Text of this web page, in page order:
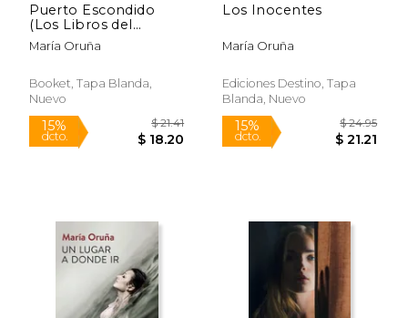
Puerto Escondido
(Los Libros del
Puerto Escondido)
María Oruña
Booket, Tapa Blanda,
Nuevo
$ 18.20
Los Inocentes
María Oruña
Ediciones Destino, Tapa
Blanda, Nuevo
15%
dcto.